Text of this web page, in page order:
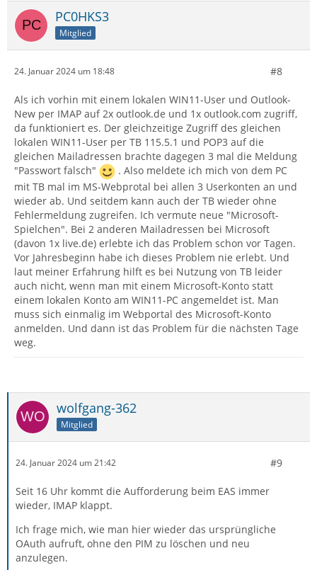
PC0HKS3
Mitglied
24. Januar 2024 um 18:48 #8
Als ich vorhin mit einem lokalen WIN11-User und Outlook-
New per IMAP auf 2x outlook.de und 1x outlook.com zugriff,
da funktioniert es. Der gleichzeitige Zugriff des gleichen
lokalen WIN11-User per TB 115.5.1 und POP3 auf die
gleichen Mailadressen brachte dagegen 3 mal die Meldung
"Passwort falsch"
. Also meldete ich mich von dem PC
mit TB mal im MS-Webprotal bei allen 3 Userkonten an und
wieder ab. Und seitdem kann auch der TB wieder ohne
Fehlermeldung zugreifen. Ich vermute neue "Microsoft-
Spielchen". Bei 2 anderen Mailadressen bei Microsoft
(davon 1x live.de) erlebte ich das Problem schon vor Tagen.
Vor Jahresbeginn habe ich dieses Problem nie erlebt. Und
laut meiner Erfahrung hilft es bei Nutzung von TB leider
auch nicht, wenn man mit einem Microsoft-Konto statt
einem lokalen Konto am WIN11-PC angemeldet ist. Man
muss sich einmalig im Webportal des Microsoft-Konto
anmelden. Und dann ist das Problem für die nächsten Tage
weg.
wolfgang-362
Mitglied
24. Januar 2024 um 21:42 #9
Seit 16 Uhr kommt die Aufforderung beim EAS immer
wieder, IMAP klappt.
Ich frage mich, wie man hier wieder das ursprüngliche
OAuth aufruft, ohne den PIM zu löschen und neu
anzulegen.